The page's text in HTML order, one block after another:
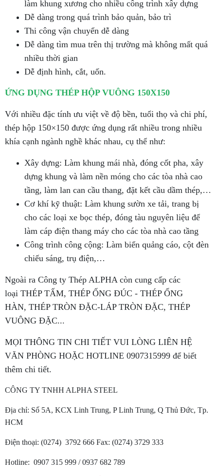
làm khung xương cho nhiều công trình xây dựng
Dễ dàng trong quá trình bảo quản, bảo trì
Thi công vận chuyển dễ dàng
Dễ dàng tìm mua trên thị trường mà không mất quá
nhiều thời gian
Dễ định hình, cắt, uốn.
ỨNG DỤNG THÉP HỘP VUÔNG 150X150
Với nhiều đặc tính ưu việt về độ bền, tuổi thọ và chi phí,
thép hộp 150×150 được ứng dụng rất nhiều trong nhiều
khía cạnh ngành nghề khác nhau, cụ thể như:
Xây dựng: Làm khung mái nhà, đóng cốt pha, xây
dựng khung và làm nền móng cho các tòa nhà cao
tầng, làm lan can cầu thang, đặt kết cầu dầm thép,…
Cơ khí kỹ thuật: Làm khung sườn xe tải, trang bị
cho các loại xe bọc thép, đóng tàu nguyên liệu để
làm cáp điện thang máy cho các tòa nhà cao tầng
Công trình công cộng: Làm biển quảng cáo, cột đèn
chiếu sáng, trụ điện,…
Ngoài ra Công ty Thép ALPHA còn cung cấp các
loại THÉP TẤM, THÉP ỐNG ĐÚC - THÉP ỐNG
HÀN, THÉP TRÒN ĐẶC-LÁP TRÒN ĐẶC, THÉP
VUÔNG ĐẶC...
MỌI THÔNG TIN CHI TIẾT VUI LÒNG LIÊN HỆ
VĂN PHÒNG HOẶC HOTLINE 0907315999 để biết
thêm chi tiết.
CÔNG TY TNHH ALPHA STEEL
Địa chỉ: Số 5A, KCX Linh Trung, P Linh Trung, Q Thủ Đức, Tp.
HCM
Điện thoại: (0274) 3792 666 Fax: (0274) 3729 333
Hotline: 0907 315 999 / 0937 682 789